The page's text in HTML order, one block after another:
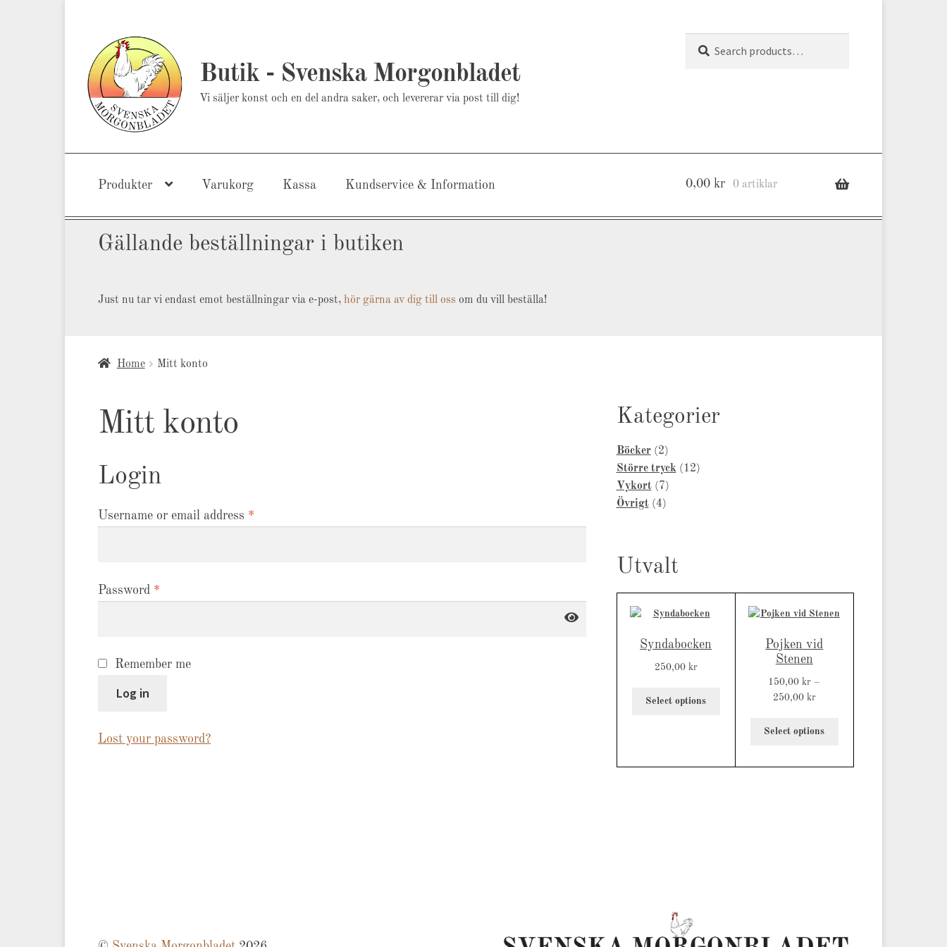
Hoppa
till
navigering
Hoppa
till
innehåll
Butik - Svenska Morgonbladet
Vi säljer konst och en del andra saker, och levererar via post till dig!
Produkter Varukorg Kassa Kundservice & Information 0,00kr 0 artiklar
Gällande beställningar i butiken
Just nu tar vi endast emot beställningar via e-post,hör gärna av dig till oss om du vill beställa!
Home Mitt konto
Mitt konto
Login
Username or email address *
Password *
Remember me
Log in
Lost your password?
Kategorier
Böcker 22
products
Större tryck 1212
Vykort 77
products
Övrigt 44
Utvalt
Syndabocken
250,00 kr
Select options
Pojken vid
Stenen
150,00 kr –
250,00 kr
Select options